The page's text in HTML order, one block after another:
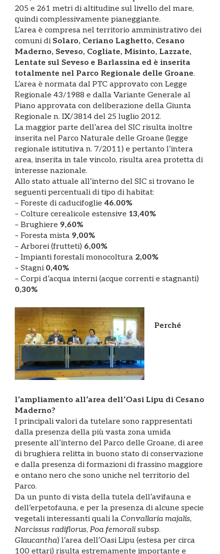
205 e 261 metri di altitudine sul livello del mare,
quindi complessivamente pianeggiante.
L’area è compresa nel territorio amministrativo dei
comuni di Solaro, Ceriano Laghetto, Cesano
Maderno, Seveso, Cogliate, Misinto, Lazzate,
Lentate sul Seveso e Barlassina ed è inserita
totalmente nel Parco Regionale delle Groane.
L’area è normata dal PTC approvato con Legge
Regionale 43/1988 e dalla Variante Generale al
Piano approvata con deliberazione della Giunta
Regionale n. IX/3814 del 25 luglio 2012.
La maggior parte dell’area del SIC risulta inoltre
inserita nel Parco Naturale delle Groane (legge
regionale istitutiva n. 7/2011) e pertanto l’intera
area, inserita in tale vincolo, risulta area protetta di
interesse nazionale.
Allo stato attuale all’interno del SIC si trovano le
seguenti percentuali di tipo di habitat:
– Foreste di caducifoglie 46.00%
– Colture cerealicole estensive 13,40%
– Brughiere 9,60%
– Foresta mista 9,00%
– Arborei (frutteti) 6,00%
– Impianti forestali monocoltura 2,00%
– Stagni 0,40%
– Corpi d’acqua interni (acque correnti e stagnanti)
0,30%
Perché
l’ampliamento all’area dell’Oasi Lipu di Cesano
Maderno?
I principali valori da tutelare sono rappresentati
dalla presenza della più vasta zona umida
presente all’interno del Parco delle Groane, di aree
di brughiera relitta in buono stato di conservazione
e dalla presenza di formazioni di frassino maggiore
e ontano nero che sono uniche nel territorio del
Parco.
Da un punto di vista della tutela dell’avifauna e
dell’erpetofauna, e per la presenza di alcune specie
vegetali interessanti quali la Convallaria majalis,
Narcissus radiflorus, Poa femorali subsp.
Glaucantha) l’area dell’Oasi Lipu (estesa per circa
100 ettari) risulta estremamente importante e